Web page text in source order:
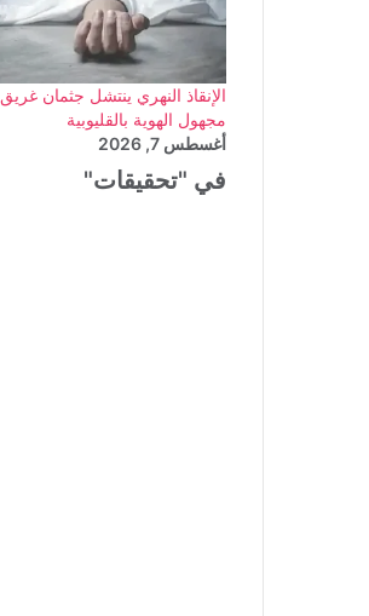
الإنقاذ النهري ينتشل جثمان غريق
مجهول الهوية بالقليوبية
أغسطس 7, 2026
في "تحقيقات"